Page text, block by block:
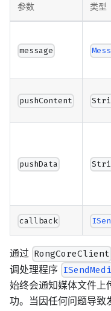
参数 类型
message
pushContent
pushData
callback
通过 RongCoreClient
调处理程序
始终会通知媒体文件上
功。当因任何问题导致